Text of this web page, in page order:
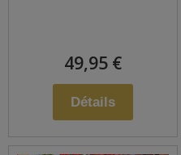
49,95 €
Détails